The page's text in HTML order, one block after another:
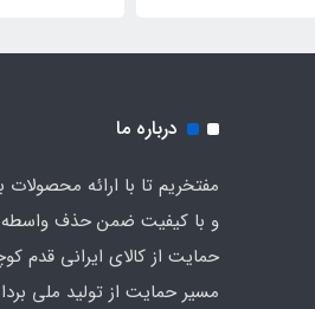
درباره ما
مفتخریم تا با ارائه محصولات
و با کیفیت ضمن حذف
حمایت از کالای ایرانی قدم
مسیر حمایت از تولید ملی